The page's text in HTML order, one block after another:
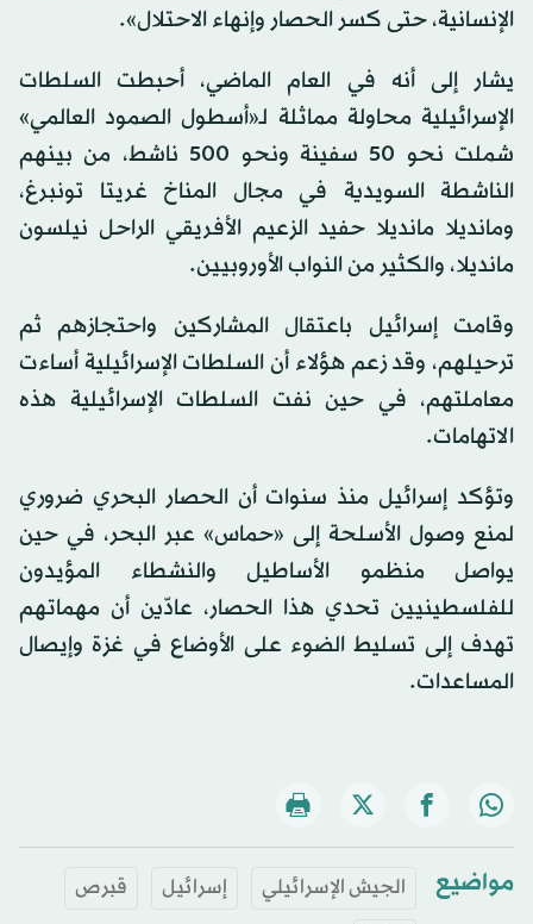
الإنسانية، حتى كسر الحصار وإنهاء الاحتلال».
يشار إلى أنه في العام الماضي، أحبطت السلطات
الإسرائيلية محاولة مماثلة لـ«أسطول الصمود العالمي»
شملت نحو 50 سفينة ونحو 500 ناشط، من بينهم
الناشطة السويدية في مجال المناخ غريتا تونبرغ،
ومانديلا مانديلا حفيد الزعيم الأفريقي الراحل نيلسون
مانديلا، والكثير من النواب الأوروبيين.
وقامت إسرائيل باعتقال المشاركين واحتجازهم ثم
ترحيلهم، وقد زعم هؤلاء أن السلطات الإسرائيلية أساءت
معاملتهم، في حين نفت السلطات الإسرائيلية هذه
الاتهامات.
وتؤكد إسرائيل منذ سنوات أن الحصار البحري ضروري
لمنع وصول الأسلحة إلى «حماس» عبر البحر، في حين
يواصل منظمو الأساطيل والنشطاء المؤيدون
للفلسطينيين تحدي هذا الحصار، عادّين أن مهماتهم
تهدف إلى تسليط الضوء على الأوضاع في غزة وإيصال
المساعدات.
مواضيع الجيش الإسرائيلي إسرائيل
قبرص